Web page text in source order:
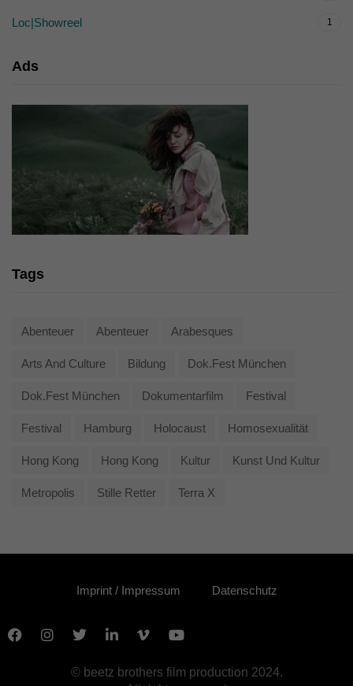
Loc|Showreel 1
Ads
Tags
Abenteuer Abenteuer Arabesques
Arts And Culture Bildung Dok.fest München
Dok.fest München Dokumentarfilm Festival
Festival Hamburg Holocaust Homosexualität
Hong Kong Hong Kong Kultur Kunst Und Kultur
Metropolis Stille Retter Terra X
Imprint / Impressum Datenschutz
© beetz brothers film production 2024.